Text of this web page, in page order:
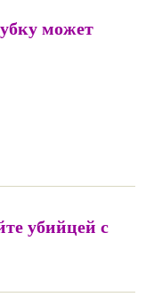
может
убийцей с